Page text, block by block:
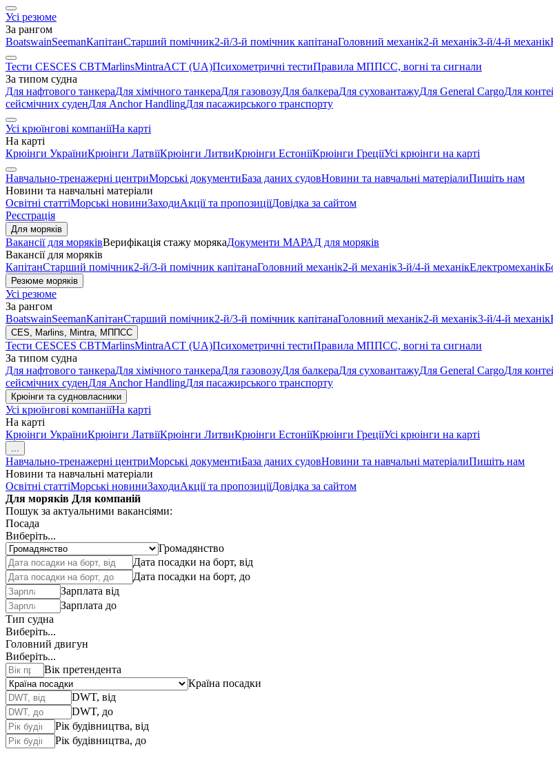
Усі резюме
За рангом
BoatswainSeemanКапітанСтарший помічник2-й/3-й помічник капітанаГоловний механік2-й механік3-й/4-й механік
Тести CESCES CBTMarlinsMintraACT (UA)Психометричні тестиПравила МППСС, вогні та сигнали
За типом судна
Для нафтового танкераДля хімічного танкераДля газовозуДля балкераДля суховантажуДля General CargoДля
сейсмічних суденДля Anchor HandlingДля пасажирського транспорту
Усі крюїнгові компаніїНа карті
На карті
Крюінги УкраїниКрюінги ЛатвіїКрюінги ЛитвиКрюінги ЕстоніїКрюінги ГреціїУсі крюінги на карті
Навчально-тренажерні центриМорські документиБаза даних судовНовини та навчальні матеріалиПишіть нам
Новини та навчальні матеріали
Освітні статтіМорські новиниЗаходиАкції та пропозиціїДовідка за сайтом
Реєстрація
Для моряків
Вакансії для моряківВерифікація стажу морякаДокументи МАРАД для моряків
Вакансії для моряків
КапітанСтарший помічник2-й/3-й помічник капітанаГоловний механік2-й механік3-й/4-й механікЕлектромеханік
Резюме моряків
Усі резюме
За рангом
BoatswainSeemanКапітанСтарший помічник2-й/3-й помічник капітанаГоловний механік2-й механік3-й/4-й механік
CES, Marlins, Mintra, МППСС
Тести CESCES CBTMarlinsMintraACT (UA)Психометричні тестиПравила МППСС, вогні та сигнали
За типом судна
Для нафтового танкераДля хімічного танкераДля газовозуДля балкераДля суховантажуДля General CargoДля
сейсмічних суденДля Anchor HandlingДля пасажирського транспорту
Крюінги та судновласники
Усі крюїнгові компаніїНа карті
На карті
Крюінги УкраїниКрюінги ЛатвіїКрюінги ЛитвиКрюінги ЕстоніїКрюінги ГреціїУсі крюінги на карті
...
Навчально-тренажерні центриМорські документиБаза даних судовНовини та навчальні матеріалиПишіть нам
Новини та навчальні матеріали
Освітні статтіМорські новиниЗаходиАкції та пропозиціїДовідка за сайтом
Для моряків Для компаній
Пошук за актуальними вакансіями:
Посада
Виберіть...
Громадянство
Дата посадки на борт, від
Дата посадки на борт, до
Зарплата від
Зарплата до
Тип судна
Виберіть...
Головний двигун
Виберіть...
Вік претендента
Країна посадки
DWT, від
DWT, до
Рік будівництва, від
Рік будівництва, до